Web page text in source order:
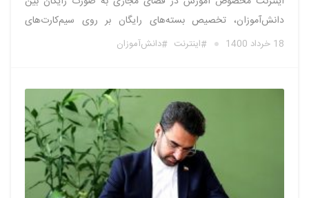
دانش‌آموزان، تخصیص بسته‌های رایگان بر روی سیم‌کارت‌های
دانش‌آموزی در حال اجرا است. به گزارش مرکز روابط عمومی و
18 خرداد 1400 اینترنت دانش‌آموزان